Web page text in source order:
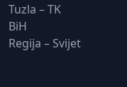
Tuzla – TK
BiH
Regija – Svijet